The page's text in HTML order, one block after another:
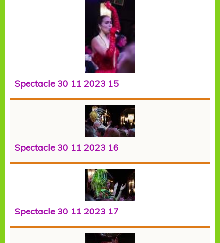
Spectacle 30 11 2023 15
Spectacle 30 11 2023 16
Spectacle 30 11 2023 17